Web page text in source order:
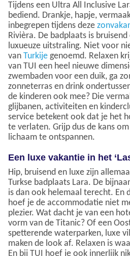
Tijdens een Ultra All Inclusive
bediend. Drankje, hapje,
inbegrepen tijdens deze
Rivièra. De badplaats is
luxueuze uitstraling. Niet voor
van Turkije genoemd. Relaxen
van TUI een heel nieuwe
zwembaden voor een duik, ga
zonneterras en drink
de kinderen ook mee? Die
glijbanen, activiteiten en
service betekent ook dat je het
te verlaten. Grijp dus de kans
lichaam te ontspannen.
Een luxe vakantie in het
Hip, bruisend en luxe zijn
Turkse badplaats Lara. De
is dan ook helemaal terecht. En
hoef je de accommodatie niet
plezier. Wat dacht je van een
vorm van de Titanic? Of een
spetterende waterparken, luxe
maken de look af. Relaxen is
En bij TUI hoef je ook innerlijk